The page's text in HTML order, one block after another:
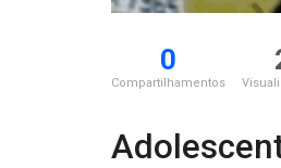
0
Compartilhamentos